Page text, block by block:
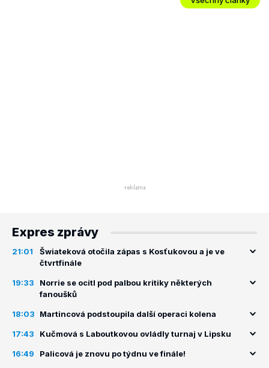
Expres zprávy
21:01
Šwiateková otočila zápas s Kosťukovou a je ve
čtvrtfinále
19:33
Norrie se ocitl pod palbou kritiky některých
fanoušků
18:03 Martincová podstoupila další operaci kolena
17:43 Kučmová s Laboutkovou ovládly turnaj v Lipsku
16:49 Palicová je znovu po týdnu ve finále!